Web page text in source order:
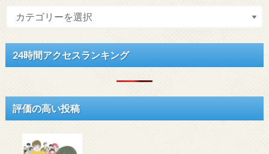
24時間アクセスランキング
評価の高い投稿